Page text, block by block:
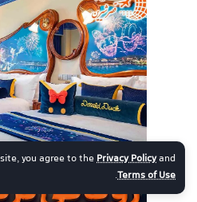
you agree to thePrivacy Policyand
Terms of Use
.